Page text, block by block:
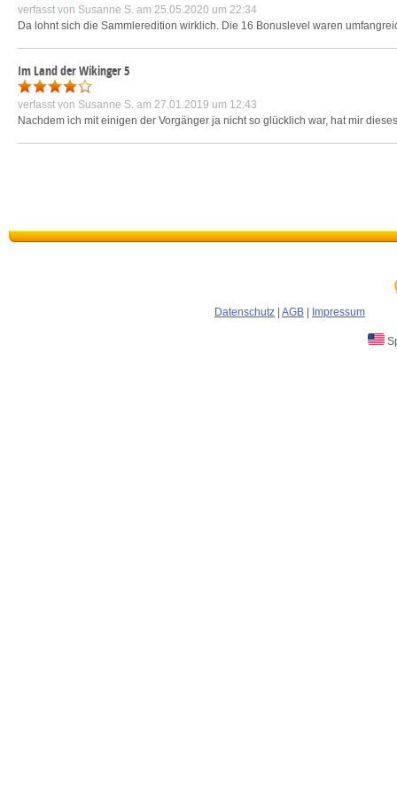
verfasst von Susanne S. am 25.05.2020 um 22:34
Da lohnt sich die Sammleredition wirklich. Die 16 Bonuslevel waren
Im Land der Wikinger 5
verfasst von Susanne S. am 27.01.2019 um 12:43
Nachdem ich mit einigen der Vorgänger ja nicht so glücklich war, hat mir
Datenschutz AGB Impressum